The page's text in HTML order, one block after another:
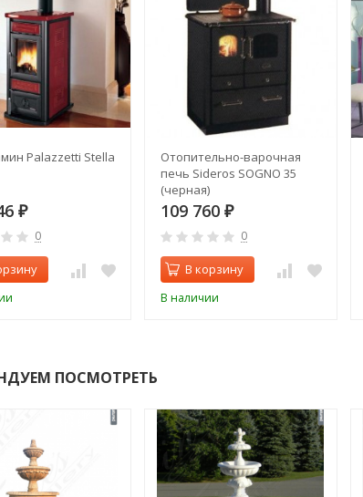
Palazzetti Stella
₽
0
Отопительно-варочная
печь Sideros SOGNO 35
(черная)
109 760 ₽
0
В корзину
В наличии
ПОСМОТРЕТЬ